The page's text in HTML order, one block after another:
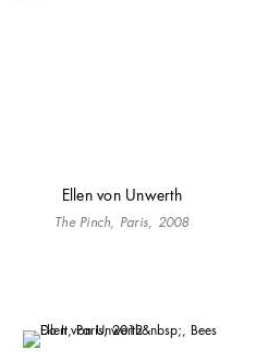
Ellen von Unwerth
The Pinch, Paris, 2008